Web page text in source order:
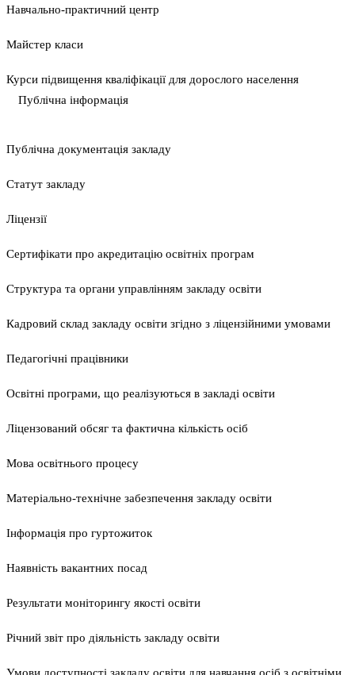
Навчально-практичний центр
Майстер класи
Курси підвищення кваліфікації для дорослого населення
Публічна інформація
Публічна документація закладу
Статут закладу
Ліцензії
Сертифікати про акредитацію освітніх програм
Структура та органи управлінням закладу освіти
Кадровий склад закладу освіти згідно з ліцензійними умовами
Педагогічні працівники
Освітні програми, що реалізуються в закладі освіти
Ліцензований обсяг та фактична кількість осіб
Мова освітнього процесу
Матеріально-технічне забезпечення закладу освіти
Інформація про гуртожиток
Наявність вакантних посад
Результати моніторингу якості освіти
Річний звіт про діяльність закладу освіти